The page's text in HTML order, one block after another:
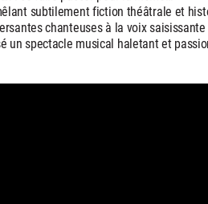
subtilement fiction théâtrale et
chanteuses à la voix
un spectacle musical haletant et